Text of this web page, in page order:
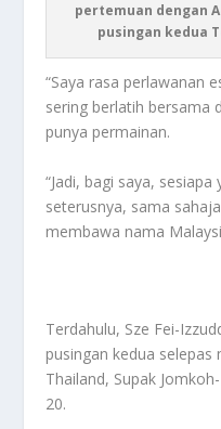
pertemuan dengan
pusingan kedua
“Saya rasa perlawanan
sering berlatih bersama
punya permainan.
“Jadi, bagi saya,
seterusnya, sama
membawa nama
Terdahulu, Sze Fei-
pusingan kedua selepas
Thailand, Supak
20.